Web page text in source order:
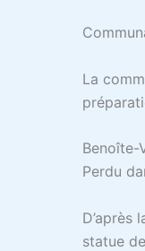
La
Benoîte-
Perdu
D’après
statue